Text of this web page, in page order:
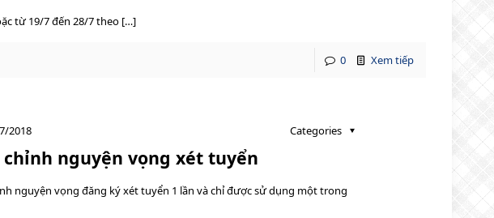
từ 19/7 đến 28/7 theo […]
0 Xem tiếp
2018 Categories
nguyện vọng xét tuyển
nguyện vọng đăng ký xét tuyển 1 lần và chỉ được sử dụng một trong